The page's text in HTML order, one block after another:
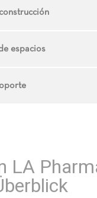
espacios
LA